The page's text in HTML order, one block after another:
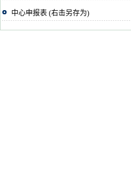
中心申报表 (右击另存为)